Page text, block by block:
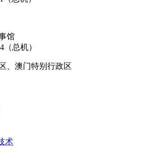
馆
（总机）
、澳门特别行政区
术